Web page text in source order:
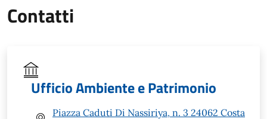
Contatti
Ufficio Ambiente e Patrimonio
Piazza Caduti Di Nassiriya, n. 3 24062 Costa